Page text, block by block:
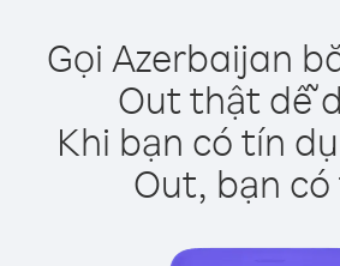
Gọi Azerbaijan
Out thật dễ
Khi bạn có tín
Out, bạn có